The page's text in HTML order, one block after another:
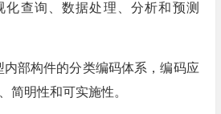
化查询、数据处理、分析和预测
内部构件的分类编码体系，编码应
简明性和可实施性。